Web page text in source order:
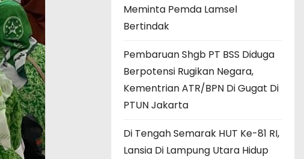
Meminta Pemda Lamsel
Bertindak
Pembaruan Shgb PT BSS Diduga
Berpotensi Rugikan Negara,
Kementrian ATR/BPN Di Gugat Di
PTUN Jakarta
Di Tengah Semarak HUT Ke-81 RI,
Lansia Di Lampung Utara Hidup